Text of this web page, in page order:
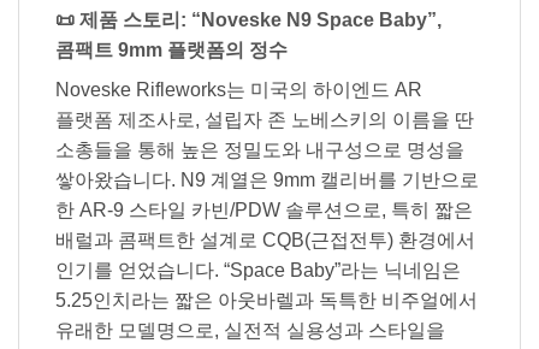
📜 제품 스토리: “Noveske N9 Space Baby”,
콤팩트 9mm 플랫폼의 정수
Noveske Rifleworks는 미국의 하이엔드 AR
플랫폼 제조사로, 설립자 존 노베스키의 이름을 딴
소총들을 통해 높은 정밀도와 내구성으로 명성을
쌓아왔습니다. N9 계열은 9mm 캘리버를 기반으로
한 AR-9 스타일 카빈/PDW 솔루션으로, 특히 짧은
배럴과 콤팩트한 설계로 CQB(근접전투) 환경에서
인기를 얻었습니다. “Space Baby”라는 닉네임은
5.25인치라는 짧은 아웃바렐과 독특한 비주얼에서
유래한 모델명으로, 실전적 실용성과 스타일을